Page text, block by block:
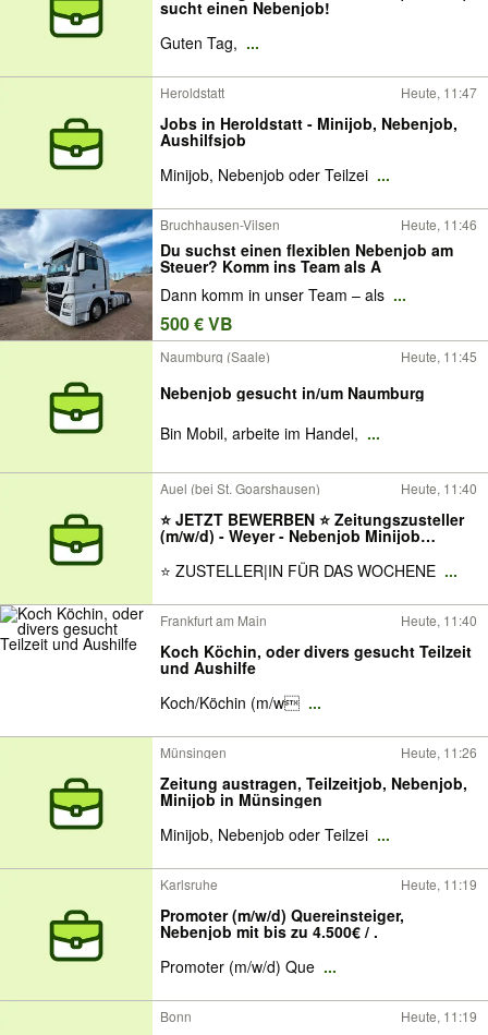
sucht einen Nebenjob!
Guten Tag, ...
Heroldstatt Heute, 11:47
Jobs in Heroldstatt - Minijob, Nebenjob,
Aushilfsjob
Minijob, Nebenjob oder Teilzei ...
Bruchhausen-Vilsen Heute, 11:46
Du suchst einen flexiblen Nebenjob am
Steuer? Komm ins Team als A
Dann komm in unser Team – als ...
500 € VB
Naumburg (Saale) Heute, 11:45
Nebenjob gesucht in/um Naumburg
Bin Mobil, arbeite im Handel, ...
Auel (bei St. Goarshausen) Heute, 11:40
⭐️ JETZT BEWERBEN ⭐️ Zeitungszusteller
(m/w/d) - Weyer - Nebenjob Minijob
Zeitung austragen - Zeitungslieferdienst
Hauszustellung
⭐ ZUSTELLER|IN FÜR DAS WOCHENE ...
Frankfurt am Main Heute, 11:40
Koch Köchin, oder divers gesucht Teilzeit
und Aushilfe
Koch/Köchin (m/w ...
Münsingen Heute, 11:26
Zeitung austragen, Teilzeitjob, Nebenjob,
Minijob in Münsingen
Minijob, Nebenjob oder Teilzei ...
Karlsruhe Heute, 11:19
Promoter (m/w/d) Quereinsteiger,
Nebenjob mit bis zu 4.500€ / .
Promoter (m/w/d) Que ...
Bonn Heute, 11:19